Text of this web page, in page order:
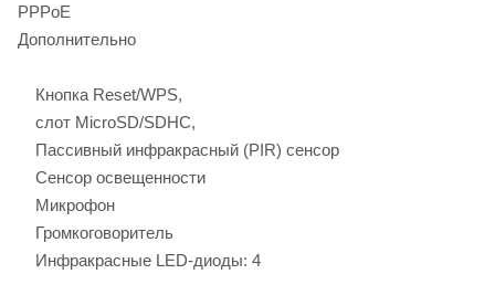
PPPoE
Дополнительно
Кнопка Reset/WPS,
слот MicroSD/SDHC,
Пассивный инфракрасный (PIR) сенсор
Сенсор освещенности
Микрофон
Громкоговоритель
Инфракрасные LED-диоды: 4